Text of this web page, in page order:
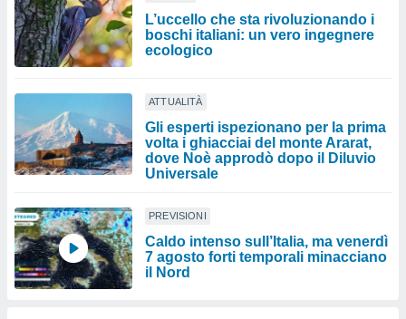
L’uccello che sta rivoluzionando i
boschi italiani: un vero ingegnere
ecologico
ATTUALITÀ
Gli esperti ispezionano per la prima
volta i ghiacciai del monte Ararat,
dove Noè approdò dopo il Diluvio
Universale
PREVISIONI
Caldo intenso sull’Italia, ma venerdì
7 agosto forti temporali minacciano
il Nord